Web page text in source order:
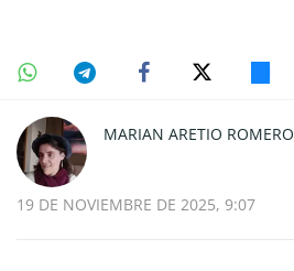
MARIAN ARETIO ROMERO
19 DE NOVIEMBRE DE 2025, 9:07